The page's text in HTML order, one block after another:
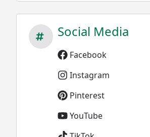
Social Media
Facebook
Instagram
Pinterest
YouTube